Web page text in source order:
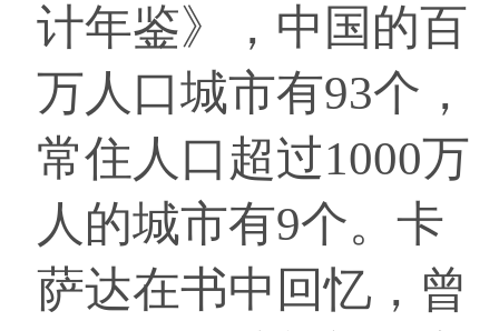
计年鉴》，中国的百
万人口城市有93个，
常住人口超过1000万
人的城市有9个。卡
萨达在书中回忆，曾